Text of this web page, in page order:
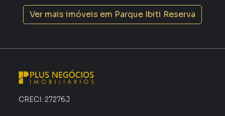
Ver mais imóveis em Parque Ibiti Reserva
CRECI: 27276J